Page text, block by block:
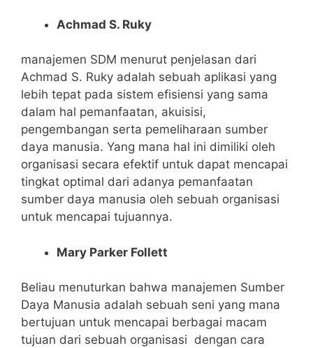
Achmad S. Ruky
manajemen SDM menurut penjelasan dari
Achmad S. Ruky adalah sebuah aplikasi yang
lebih tepat pada sistem efisiensi yang sama
dalam hal pemanfaatan, akuisisi,
pengembangan serta pemeliharaan sumber
daya manusia. Yang mana hal ini dimiliki oleh
organisasi secara efektif untuk dapat mencapai
tingkat optimal dari adanya pemanfaatan
sumber daya manusia oleh sebuah organisasi
untuk mencapai tujuannya.
Mary Parker Follett
Beliau menuturkan bahwa manajemen Sumber
Daya Manusia adalah sebuah seni yang mana
bertujuan untuk mencapai berbagai macam
tujuan dari sebuah organisasi dengan cara